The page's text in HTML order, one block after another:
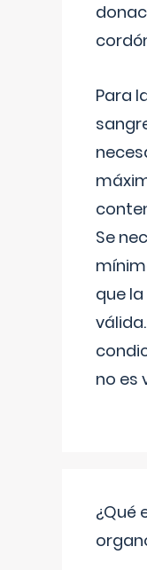
Para
Se
que
no es
¿Qué